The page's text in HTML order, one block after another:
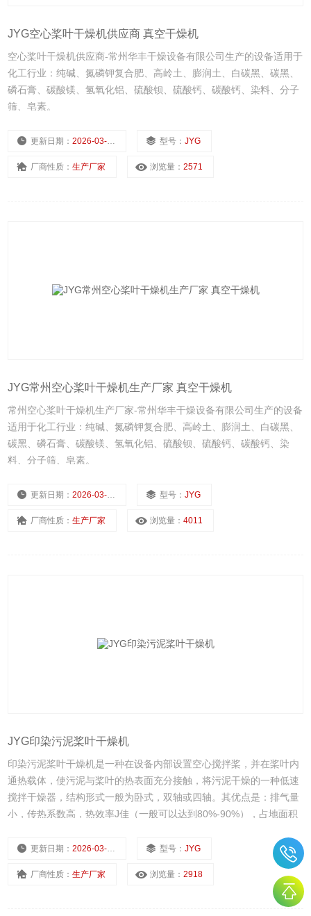
JYG空心桨叶干燥机供应商 真空干燥机
空心桨叶干燥机供应商-常州华丰干燥设备有限公司生产的设备适用于
化工行业：纯碱、氮磷钾复合肥、高岭土、膨润土、白碳黑、碳黑、
磷石膏、碳酸镁、氢氧化铝、硫酸钡、硫酸钙、碳酸钙、染料、分子
筛、皂素。
更新日期：2026-03-02 型号：JYG
厂商性质：生产厂家 浏览量：2571
JYG常州空心桨叶干燥机生产厂家 真空干燥机
常州空心桨叶干燥机生产厂家-常州华丰干燥设备有限公司生产的设备
适用于化工行业：纯碱、氮磷钾复合肥、高岭土、膨润土、白碳黑、
碳黑、磷石膏、碳酸镁、氢氧化铝、硫酸钡、硫酸钙、碳酸钙、染
料、分子筛、皂素。
更新日期：2026-03-02 型号：JYG
厂商性质：生产厂家 浏览量：4011
JYG印染污泥桨叶干燥机
印染污泥桨叶干燥机是一种在设备内部设置空心搅拌桨，并在桨叶内
通热载体，使污泥与桨叶的热表面充分接触，将污泥干燥的一种低速
搅拌干燥器，结构形式一般为卧式，双轴或四轴。其优点是：排气量
小，传热系数高，热效率J佳（一般可以达到80%-90%），占地面积
气污染。更新日期：2026-03-01 型号：JYG
厂商性质：生产厂家 浏览量：2918